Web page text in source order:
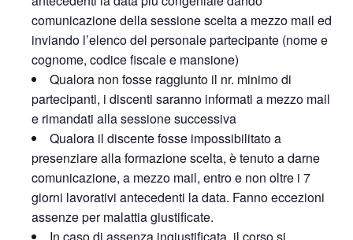
comunicazione della sessione scelta a mezzo mail ed
inviando l’elenco del personale partecipante (nome e
cognome, codice fiscale e mansione)
Qualora non fosse raggiunto il nr. minimo di
partecipanti, i discenti saranno informati a mezzo mail
e rimandati alla sessione successiva
Qualora il discente fosse impossibilitato a
presenziare alla formazione scelta, è tenuto a darne
comunicazione, a mezzo mail, entro e non oltre i 7
giorni lavorativi antecedenti la data. Fanno eccezioni
assenze per malattia giustificate.